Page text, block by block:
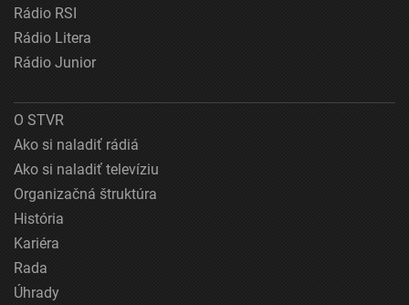
Rádio RSI
Rádio Litera
Rádio Junior
O STVR
Ako si naladiť rádiá
Ako si naladiť televíziu
Organizačná štruktúra
História
Kariéra
Rada
Úhrady